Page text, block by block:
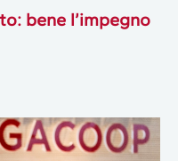
bene l’impegno